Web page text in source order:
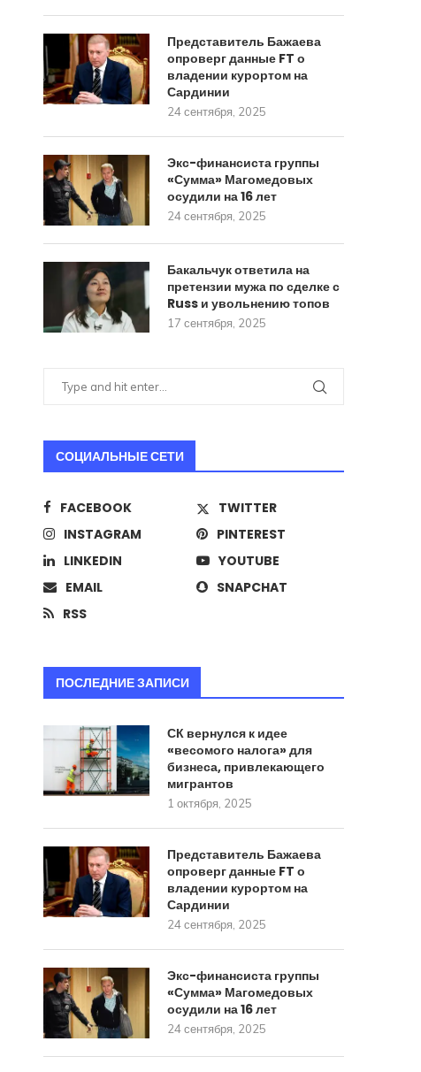
Стало известно о разработке в
России РСЗО для...
22 августа, 2025
Представитель Бажаева
опроверг данные FT о
владении курортом на
Сардинии
24 сентября, 2025
Экс-финансиста группы
«Сумма» Магомедовых
осудили на 16 лет
24 сентября, 2025
Бакальчук ответила на
претензии мужа по сделке с
Russ и увольнению топов
17 сентября, 2025
СОЦИАЛЬНЫЕ СЕТИ
FACEBOOK
TWITTER
INSTAGRAM
PINTEREST
LINKEDIN
YOUTUBE
EMAIL
SNAPCHAT
RSS
ПОСЛЕДНИЕ ЗАПИСИ
СК вернулся к идее
«весомого налога» для
бизнеса, привлекающего
мигрантов
1 октября, 2025
Представитель Бажаева
опроверг данные FT о
владении курортом на
Сардинии
24 сентября, 2025
Экс-финансиста группы
«Сумма» Магомедовых
осудили на 16 лет
24 сентября, 2025